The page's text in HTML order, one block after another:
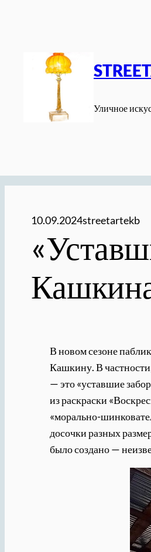
Уличное
10.09.2024streetartekb
В новом сезоне
Кашкину. В
— это «уставшие
из раскраски
«морально-
досочки разных
было создано —